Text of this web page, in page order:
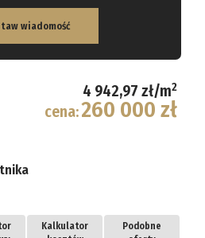
wiadomość
4 942,97 zł/m2
cena:260 000 zł
Kalkulator
Podobne